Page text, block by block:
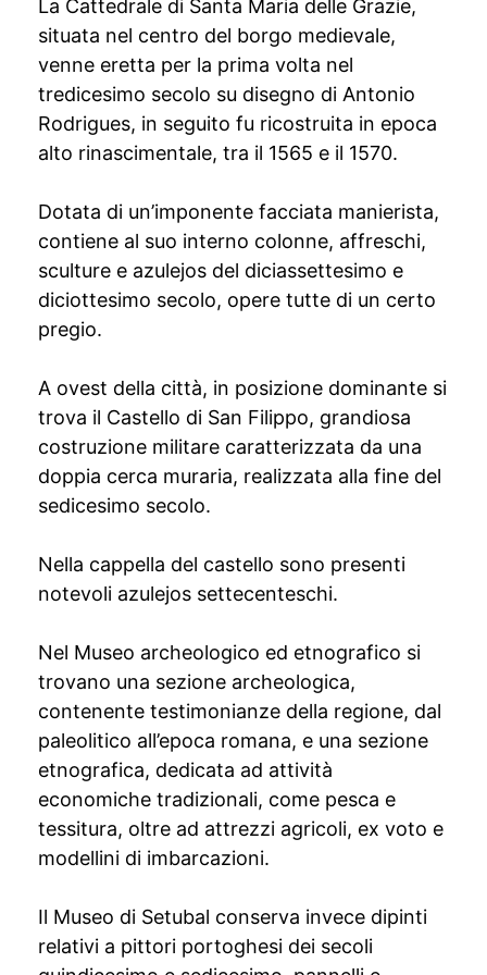
La Cattedrale di Santa Maria delle Grazie,
situata nel centro del borgo medievale,
venne eretta per la prima volta nel
tredicesimo secolo su disegno di Antonio
Rodrigues, in seguito fu ricostruita in epoca
alto rinascimentale, tra il 1565 e il 1570.
Dotata di un’imponente facciata manierista,
contiene al suo interno colonne, affreschi,
sculture e azulejos del diciassettesimo e
diciottesimo secolo, opere tutte di un certo
pregio.
A ovest della città, in posizione dominante si
trova il Castello di San Filippo, grandiosa
costruzione militare caratterizzata da una
doppia cerca muraria, realizzata alla fine del
sedicesimo secolo.
Nella cappella del castello sono presenti
notevoli azulejos settecenteschi.
Nel Museo archeologico ed etnografico si
trovano una sezione archeologica,
contenente testimonianze della regione, dal
paleolitico all’epoca romana, e una sezione
etnografica, dedicata ad attività
economiche tradizionali, come pesca e
tessitura, oltre ad attrezzi agricoli, ex voto e
modellini di imbarcazioni.
Il Museo di Setubal conserva invece dipinti
relativi a pittori portoghesi dei secoli